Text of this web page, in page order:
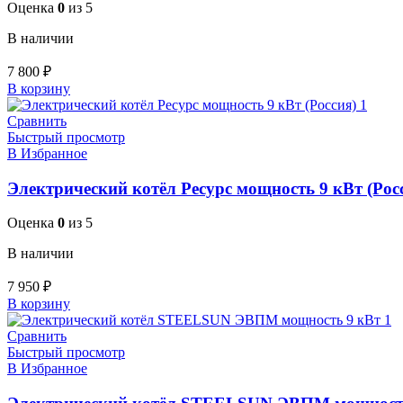
Оценка 0 из 5
В наличии
7 800 ₽
В корзину
Сравнить
Быстрый просмотр
В Избранное
Электрический котёл Ресурс мощность 9 кВт
Оценка 0 из 5
В наличии
7 950 ₽
В корзину
Сравнить
Быстрый просмотр
В Избранное